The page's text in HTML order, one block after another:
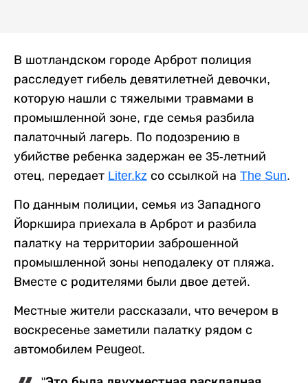
В шотландском городе Арброт полиция
расследует гибель девятилетней девочки,
которую нашли с тяжелыми травмами в
промышленной зоне, где семья разбила
палаточный лагерь. По подозрению в
убийстве ребенка задержан ее 35-летний
отец, передает Liter.kz со ссылкой на The Sun.
По данным полиции, семья из Западного
Йоркшира приехала в Арброт и разбила
палатку на территории заброшенной
промышленной зоны неподалеку от пляжа.
Вместе с родителями были двое детей.
Местные жители рассказали, что вечером в
воскресенье заметили палатку рядом с
автомобилем Peugeot.